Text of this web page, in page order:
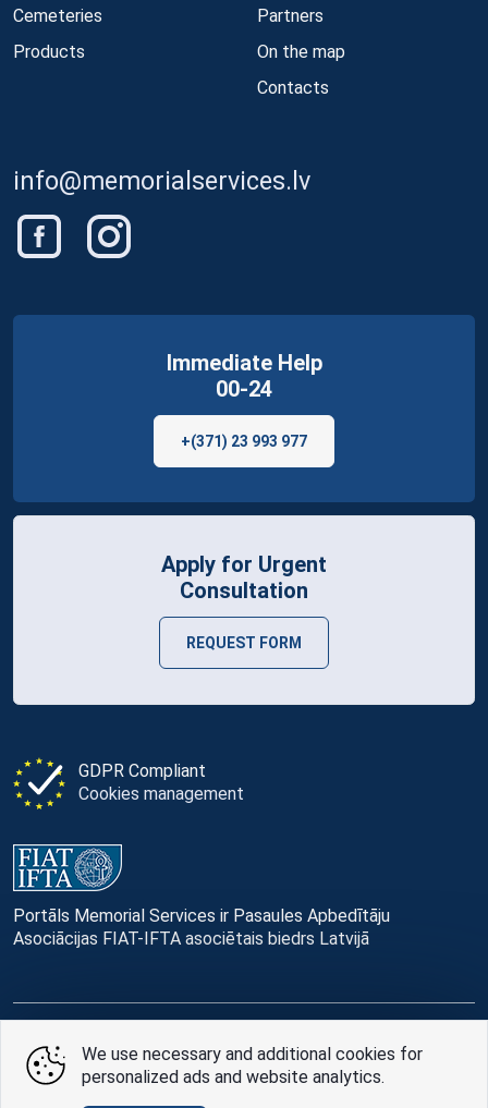
Cemeteries
Products
Partners
On the map
Contacts
info@memorialservices.lv
GDPR Compliant
Cookies management
Portāls Memorial Services ir Pasaules Apbedītāju
Asociācijas FIAT-IFTA asociētais biedrs Latvijā
Immediate Help
00-24
+(371) 23 993 977
Apply for Urgent
Consultation
REQUEST FORM
© Memorial Services, 2016 — 2026 pr3-g
Privacy Policyandterms of use
We use necessary and additional cookies for
personalized ads and website analytics.